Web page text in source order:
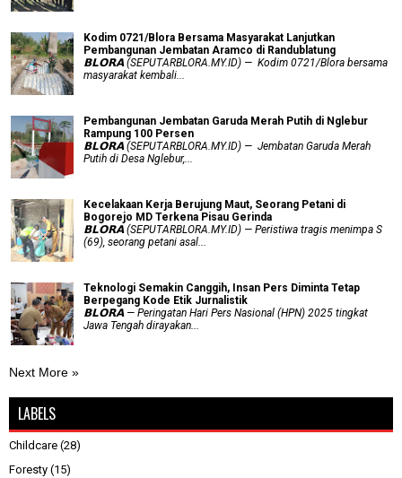
Kodim 0721/Blora Bersama Masyarakat Lanjutkan
Pembangunan Jembatan Aramco di Randublatung
𝗕𝗟𝗢𝗥𝗔 (SEPUTARBLORA.MY.ID) — Kodim 0721/Blora bersama
masyarakat kembali...
Pembangunan Jembatan Garuda Merah Putih di Nglebur
Rampung 100 Persen
𝗕𝗟𝗢𝗥𝗔 (SEPUTARBLORA.MY.ID) — Jembatan Garuda Merah
Putih di Desa Nglebur,...
Kecelakaan Kerja Berujung Maut, Seorang Petani di
Bogorejo MD Terkena Pisau Gerinda
𝗕𝗟𝗢𝗥𝗔 (SEPUTARBLORA.MY.ID) — Peristiwa tragis menimpa S
(69), seorang petani asal...
Teknologi Semakin Canggih, Insan Pers Diminta Tetap
Berpegang Kode Etik Jurnalistik
𝗕𝗟𝗢𝗥𝗔 — Peringatan Hari Pers Nasional (HPN) 2025 tingkat
Jawa Tengah dirayakan...
Next More »
LABELS
Childcare (28)
Foresty (15)